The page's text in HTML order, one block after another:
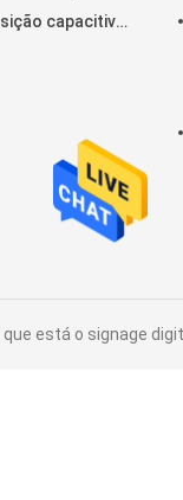
capacitiva
está o signage